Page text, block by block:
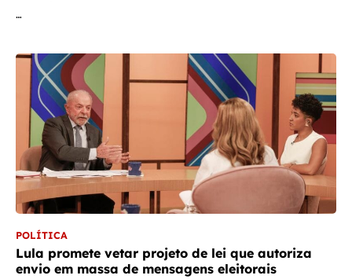
…
POLÍTICA
Lula promete vetar projeto de lei que autoriza
envio em massa de mensagens eleitorais